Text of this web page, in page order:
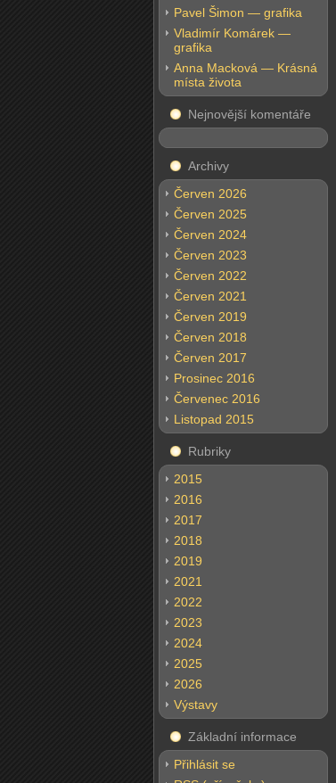
Pavel Šimon — grafika
Vladimír Komárek —
grafika
Anna Macková — Krásná
místa života
Nejnovější komentáře
Archivy
Červen 2026
Červen 2025
Červen 2024
Červen 2023
Červen 2022
Červen 2021
Červen 2019
Červen 2018
Červen 2017
Prosinec 2016
Červenec 2016
Listopad 2015
Rubriky
2015
2016
2017
2018
2019
2021
2022
2023
2024
2025
2026
Výstavy
Základní informace
Přihlásit se